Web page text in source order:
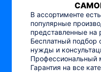
В ассортименте
популярные
представленные на
Бесплатный подбор
нужды и
Гарантия на все